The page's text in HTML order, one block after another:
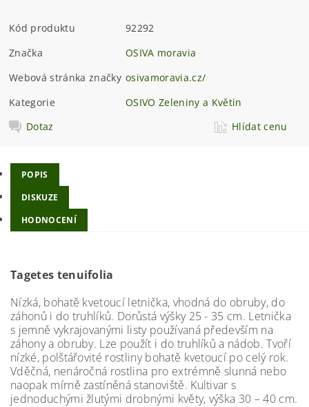
Kód produktu
92292
Značka
OSIVA moravia
Webová stránka značky osivamoravia.cz/
Kategorie
OSIVO Zeleniny a Květin
Dotaz
Hlídat cenu
POPIS
DISKUZE
HODNOCENÍ
Tagetes tenuifolia
Nízká, bohatě kvetoucí letnička, vhodná do obruby, do
záhonů i do truhlíků. Dorůstá výšky 25 - 35 cm. Letnička
s jemně vykrajovanými listy používaná především na
záhony a obruby. Lze použít i do truhlíků a nádob. Tvoří
nízké, polštářovité rostliny bohatě kvetoucí po celý rok.
Vděčná, nenáročná rostlina pro extrémně slunná nebo
naopak mírně zastíněná stanoviště. Kultivar s
jednoduchými žlutými drobnými květy, výška 30 – 40 cm.